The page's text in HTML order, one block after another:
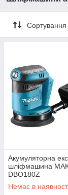
Сортування
Акумуляторна
шліфмашина
DBO180Z
Немає в